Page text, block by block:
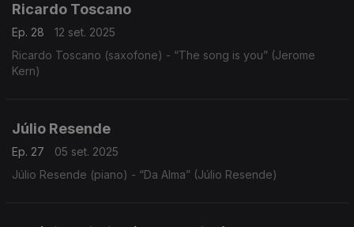
Ricardo Toscano
Ep. 28
12 set. 2025
Ricardo Toscano (saxofone) - “The song is you” (Jerome
Kern)
Júlio Resende
Ep. 27
05 set. 2025
Júlio Resende (piano) - “Da Alma” (Júlio Resende)